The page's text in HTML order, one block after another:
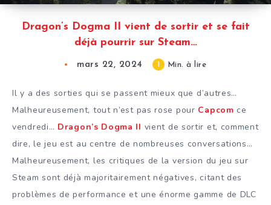
Dragon’s Dogma II vient de sortir et se fait
déjà pourrir sur Steam…
mars 22, 2024 1 Min. à lire
Il y a des sorties qui se passent mieux que d’autres…
Malheureusement, tout n’est pas rose pour Capcom ce
vendredi… Dragon’s Dogma II vient de sortir et, comment
dire, le jeu est au centre de nombreuses conversations…
Malheureusement, les critiques de la version du jeu sur
Steam sont déjà majoritairement négatives, citant des
problèmes de performance et une énorme gamme de DLC